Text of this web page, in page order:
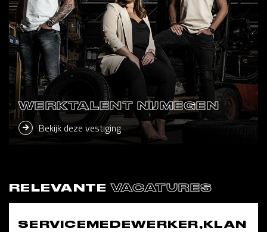
WERKTALENT NIJMEGEN
Bekijk deze vestiging
RELEVANTEVACATURES
SERVICEMEDEWERKER,KLAN